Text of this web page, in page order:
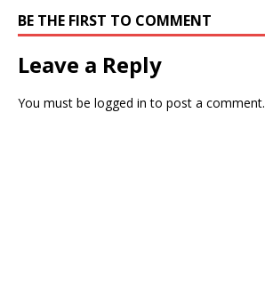
BE THE FIRST TO COMMENT
Leave a Reply
You must be logged in to post a comment.